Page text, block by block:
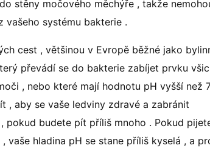
stěny močového měchýře , takže
systému bakterie .
cest , většinou v Evropě běžné jako
převádí se do bakterie zabíjet prvku
, nebo které mají hodnotu pH vyšší než
, aby se vaše ledviny zdravé a zabránit
pokud budete pít příliš mnoho . Pokud
vaše hladina pH se stane příliš kyselá , a